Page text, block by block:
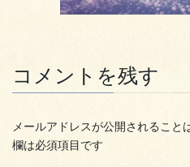
コメントを残す
メールアドレスが公開されること
欄は必須項目です